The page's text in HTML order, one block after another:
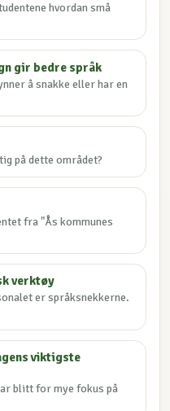
hvordan små
gir bedre språk
å snakke eller har en
på dette området?
fra "Ås kommunes
verktøy
er språksnekkerne.
viktigste
blitt for mye fokus på